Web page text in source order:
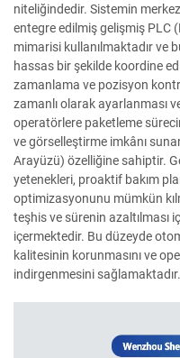
niteliğindedir. Sistemin
entegre edilmiş gelişmiş PLC
mimarisi kullanılmaktadır ve
hassas bir şekilde koordine
zamanlama ve pozisyon
zamanlı olarak ayarlanması
operatörlere paketleme
ve görselleştirme imkânı
Arayüzü) özelliğine sahiptir.
yetenekleri, proaktif bakım
optimizasyonunu mümkün
teşhis ve sürenin azaltılması
içermektedir. Bu düzeyde
kalitesinin korunmasını ve
indirgenmesini sağlamaktadır.